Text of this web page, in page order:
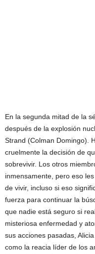
En la segunda mitad de la
después de la explosión
Strand (Colman Domingo).
cruelmente la decisión de
sobrevivir. Los otros
inmensamente, pero eso
de vivir, incluso si eso
fuerza para continuar la
que nadie está seguro si
misteriosa enfermedad y
sus acciones pasadas,
como la reacia líder de los